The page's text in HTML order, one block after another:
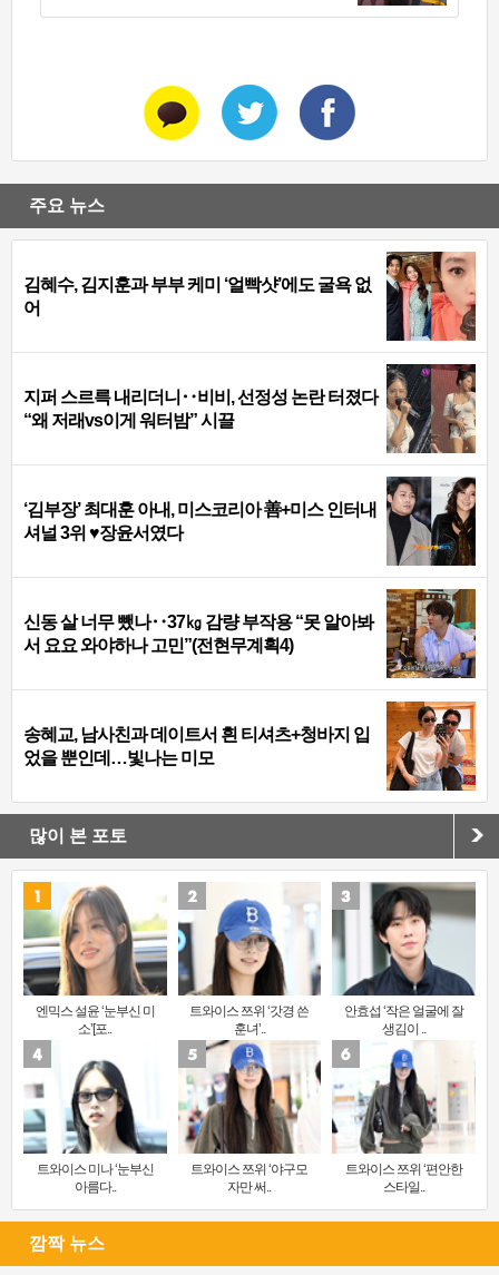
주요 뉴스
김혜수, 김지훈과 부부 케미 ‘얼빡샷’에도 굴욕 없
어
지퍼 스르륵 내리더니‥비비, 선정성 논란 터졌다
“왜 저래vs이게 워터밤” 시끌
‘김부장’ 최대훈 아내, 미스코리아 善+미스 인터내
셔널 3위 ♥장윤서였다
신동 살 너무 뺐나‥37㎏ 감량 부작용 “못 알아봐
서 요요 와야하나 고민”(전현무계획4)
송혜교, 남사친과 데이트서 흰 티셔츠+청바지 입
었을 뿐인데…빛나는 미모
많이 본 포토
엔믹스 설윤 ‘눈부신 미
소’[포..
트와이스 쯔위 ‘갓경 쓴
훈녀’..
안효섭 ‘작은 얼굴에 잘
생김이 ..
트와이스 미나 ‘눈부신
아름다..
트와이스 쯔위 ‘야구모
자만 써..
트와이스 쯔위 ‘편안한
스타일..
깜짝 뉴스